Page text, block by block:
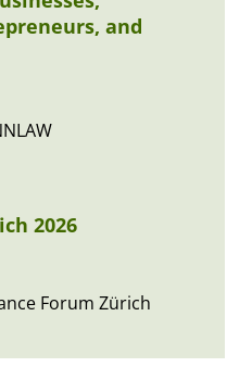
and
2026
Forum Zürich